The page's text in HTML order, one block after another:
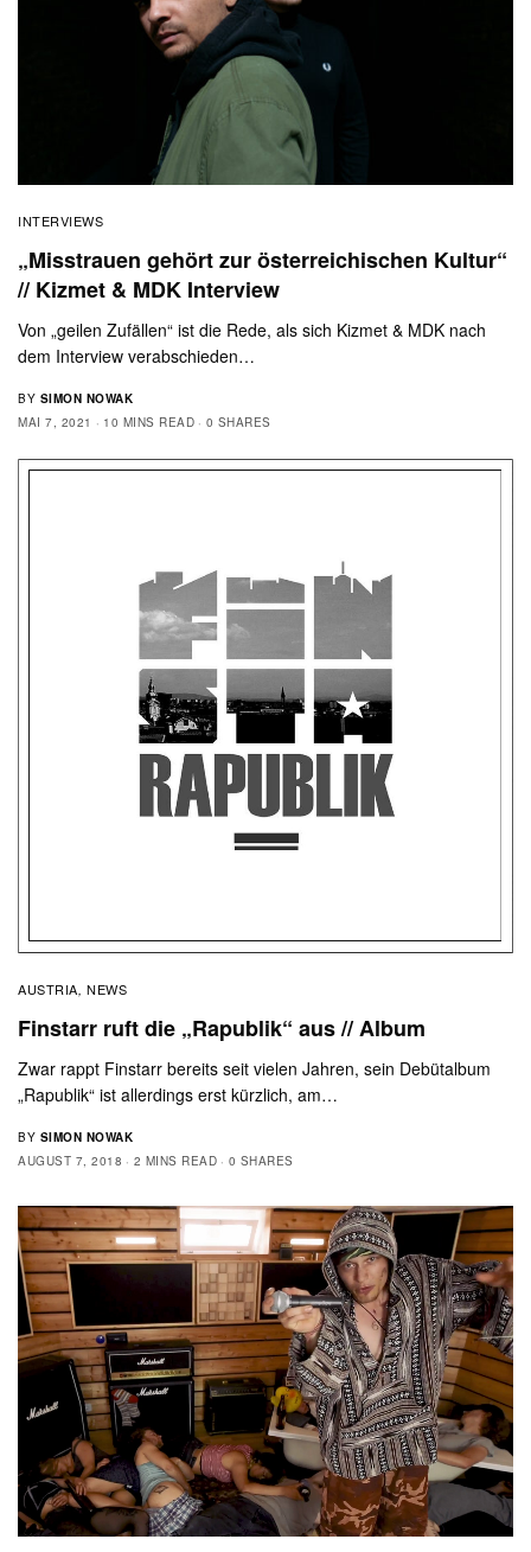
INTERVIEWS
„Misstrauen gehört zur österreichischen Kultur“
// Kizmet & MDK Interview
Von „geilen Zufällen“ ist die Rede, als sich Kizmet & MDK nach
dem Interview verabschieden…
BY SIMON NOWAK
MAI 7, 2021
10 MINS READ 0 SHARES
AUSTRIA, NEWS
Finstarr ruft die „Rapublik“ aus // Album
Zwar rappt Finstarr bereits seit vielen Jahren, sein Debütalbum
„Rapublik“ ist allerdings erst kürzlich, am…
BY SIMON NOWAK
AUGUST 7, 2018
2 MINS READ 0 SHARES